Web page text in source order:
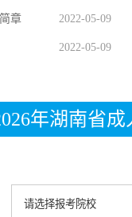
2022-05-09
章
2022-05-09
年湖南省